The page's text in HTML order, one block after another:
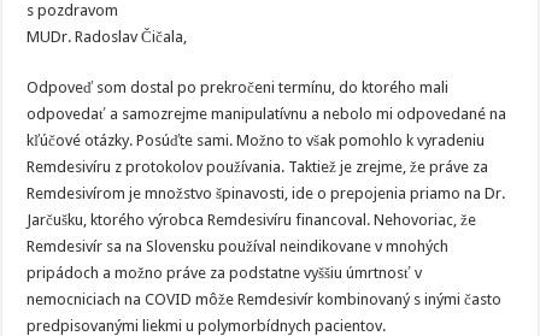
s pozdravom
MUDr. Radoslav Čičala,
Odpoveď som dostal po prekročeni termínu, do ktorého mali
odpovedať a samozrejme manipulatívnu a nebolo mi odpovedané na
kľúčové otázky. Posúďte sami. Možno to však pomohlo k vyradeniu
Remdesivíru z protokolov používania. Taktiež je zrejme, že práve za
Remdesivírom je množstvo špinavosti, ide o prepojenia priamo na Dr.
Jarčušku, ktorého výrobca Remdesivíru financoval. Nehovoriac, že
Remdesivír sa na Slovensku používal neindikovane v mnohých
pripádoch a možno práve za podstatne vyššiu úmrtnosť v
nemocniciach na COVID môže Remdesivír kombinovaný s inými často
predpisovanými liekmi u polymorbídnych pacientov.